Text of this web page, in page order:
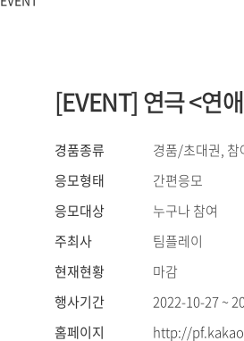
[EVENT] 연극 <연
경품종류
경품/초대권, 참
응모형태
간편응모
응모대상
누구나 참여
주최사
팀플레이
현재현황
마감
행사기간
2022-10-27 ~
홈페이지
http://